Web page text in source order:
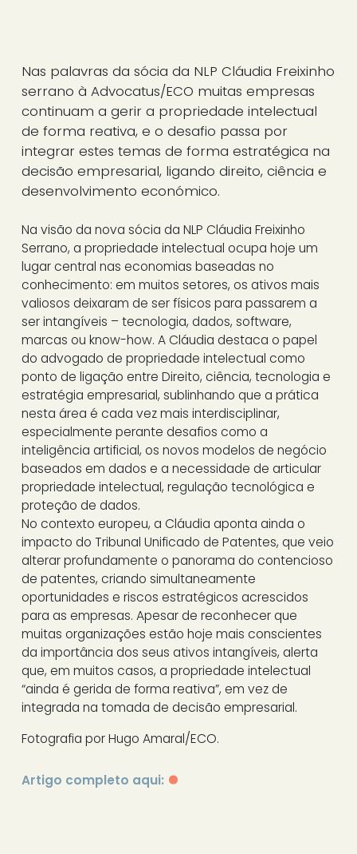
Nas palavras da sócia da NLP Cláudia Freixinho
serrano à Advocatus/ECO muitas empresas
continuam a gerir a propriedade intelectual
de forma reativa, e o desafio passa por
integrar estes temas de forma estratégica na
decisão empresarial, ligando direito, ciência e
desenvolvimento económico.
Na visão da nova sócia da NLP Cláudia Freixinho
Serrano, a propriedade intelectual ocupa hoje um
lugar central nas economias baseadas no
conhecimento: em muitos setores, os ativos mais
valiosos deixaram de ser físicos para passarem a
ser intangíveis – tecnologia, dados, software,
marcas ou know-how. A Cláudia destaca o papel
do advogado de propriedade intelectual como
ponto de ligação entre Direito, ciência, tecnologia e
estratégia empresarial, sublinhando que a prática
nesta área é cada vez mais interdisciplinar,
especialmente perante desafios como a
inteligência artificial, os novos modelos de negócio
baseados em dados e a necessidade de articular
propriedade intelectual, regulação tecnológica e
proteção de dados.
No contexto europeu, a Cláudia aponta ainda o
impacto do Tribunal Unificado de Patentes, que veio
alterar profundamente o panorama do contencioso
de patentes, criando simultaneamente
oportunidades e riscos estratégicos acrescidos
para as empresas. Apesar de reconhecer que
muitas organizações estão hoje mais conscientes
da importância dos seus ativos intangíveis, alerta
que, em muitos casos, a propriedade intelectual
“ainda é gerida de forma reativa”, em vez de
integrada na tomada de decisão empresarial.
Fotografia porHugo Amaral/ECO.
Artigo completo aqui: